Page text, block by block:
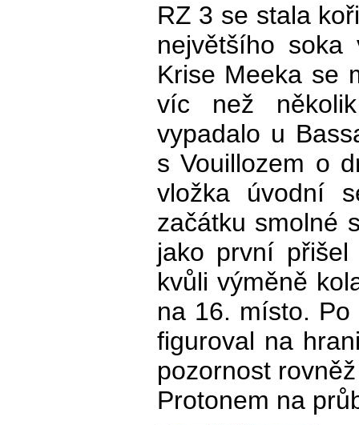
RZ 3 se stala
největšího soka
Krise Meeka se
víc než
vypadalo u
s Vouillozem o
vložka úvodní
začátku smolné
jako první
kvůli výměně
na 16. místo.
figuroval na
pozornost
Protonem na